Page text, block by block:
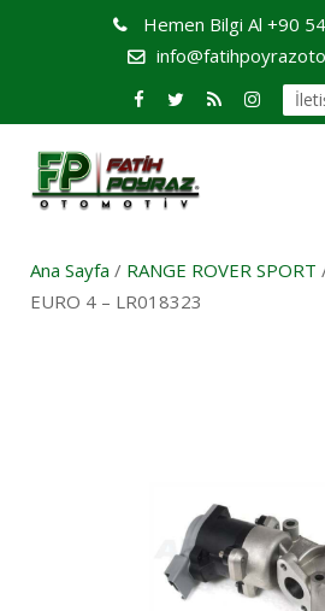
Hemen Bilgi Al +90
Ana Sayfa / RANGE ROVER SPORT
EURO 4 – LR018323